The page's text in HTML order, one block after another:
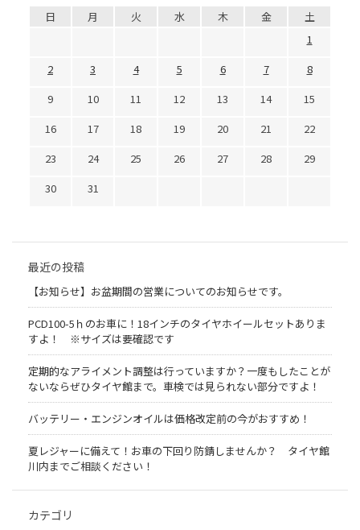
日 月 火 水 木 金
土
1
2
3 4 5 6 7
8
9
10 11 12 13 14
15
16
17 18 19 20 21
22
23
24 25 26 27 28
29
30
31
最近の投稿
【お知らせ】お盆期間の営業についてのお知らせです。
PCD100-5ｈのお車に！18インチのタイヤホイールセットありま
すよ！ ※サイズは要確認です
定期的なアライメント調整は行っていますか？一度もしたことが
ないならぜひタイヤ館まで。車検では見られない部分ですよ！
バッテリー・エンジンオイルは価格改定前の今がおすすめ！
夏レジャーに備えて！お車の下回り防錆しませんか？ タイヤ館
川内までご相談ください！
カテゴリ